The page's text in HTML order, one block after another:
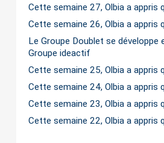
Cette semaine 27, Olbia a appris
Cette semaine 26, Olbia a appris
Le Groupe Doublet se développe
Groupe ideactif
Cette semaine 25, Olbia a appris
Cette semaine 24, Olbia a appris
Cette semaine 23, Olbia a appris
Cette semaine 22, Olbia a appris